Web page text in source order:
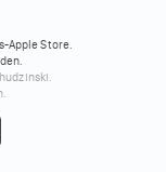
Apple Store.